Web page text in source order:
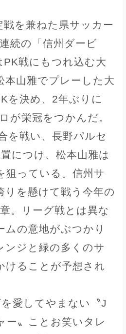
戦を兼ねた県サッカー
続の「信州ダービ
PK戦にもつれ込む大
本山雅でプレーした大
を決め、2年ぶりに
が栄冠をつかんだ。
を戦い、長野パルセ
につけ、松本山雅は
狙っている。信州サ
りを懸けて戦う今年の
。リーグ戦とは異な
ムの意地がぶつかり
ンジと緑の多くのサ
けることが予想され
愛してやまない〝J
ー〟ことお笑いタレ